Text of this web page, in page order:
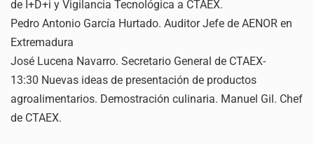
de I+D+i y Vigilancia Tecnológica a CTAEX.
Pedro Antonio García Hurtado. Auditor Jefe de AENOR en
Extremadura
José Lucena Navarro. Secretario General de CTAEX-
13:30 Nuevas ideas de presentación de productos
agroalimentarios. Demostración culinaria. Manuel Gil. Chef
de CTAEX.